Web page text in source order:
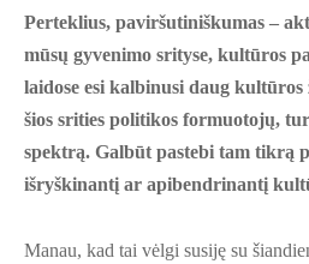
Perteklius, paviršutiniškumas –
mūsų gyvenimo srityse, kultūros
laidose esi kalbinusi daug
šios srities politikos formuotojų,
spektrą. Galbūt pastebi tam tikrą
išryškinantį ar apibendrinantį
Manau, kad tai vėlgi susiję su